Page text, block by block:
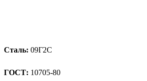
Сталь: 09Г2С
ГОСТ: 10705-80